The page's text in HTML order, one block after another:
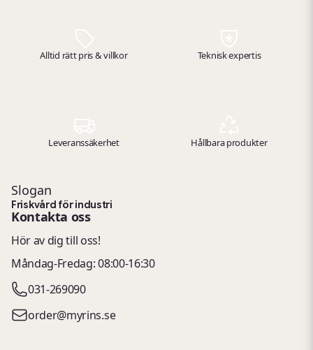
Alltid rätt pris & villkor Teknisk expertis
Leveranssäkerhet Hållbara produkter
Slogan
Friskvård för industri
Kontakta oss
Hör av dig till oss!
Måndag-Fredag: 08:00-16:30
031-269090
order@myrins.se